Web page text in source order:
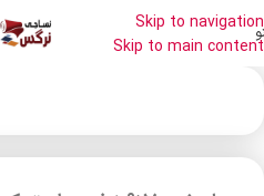
Skip to navigation
Skip to main content